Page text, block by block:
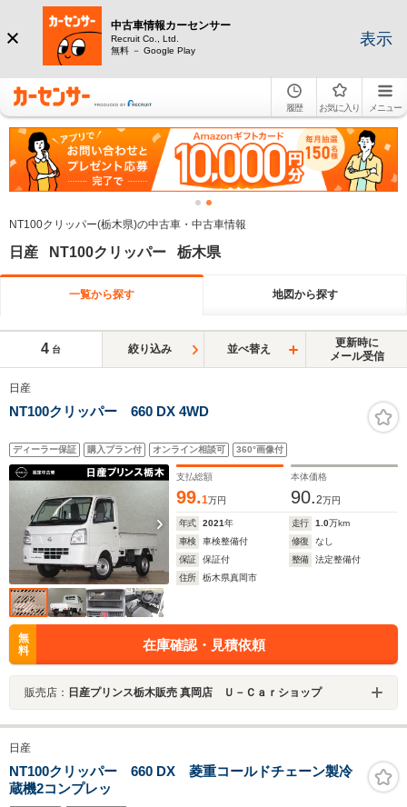
中古車情報カーセンサー
Recruit Co., Ltd.
無料 － Google Play
表示
履歴 お気に入り メニュー
NT100クリッパー(栃木県)の中古車・中古車情報
日産 NT100クリッパー 栃木県
一覧から探す 地図から探す
4 台 絞り込み 並べ替え
更新時に
メール受信
日産
NT100クリッパー 660 DX 4WD
ディーラー保証 購入プラン付 オンライン相談可 360°画像付
支払総額
99.1万円
本体価格
90.2万円
年式 2021年 走行 1.0万km
車検
車検整備付 修復
なし
保証
保証付 整備
法定整備付
住所
栃木県真岡市
無
料
在庫確認・見積依頼
販売店： 日産プリンス栃木販売 真岡店 Ｕ－Ｃａｒショップ
日産
NT100クリッパー 660 DX 菱重コールドチェーン製冷
蔵機2コンプレッ